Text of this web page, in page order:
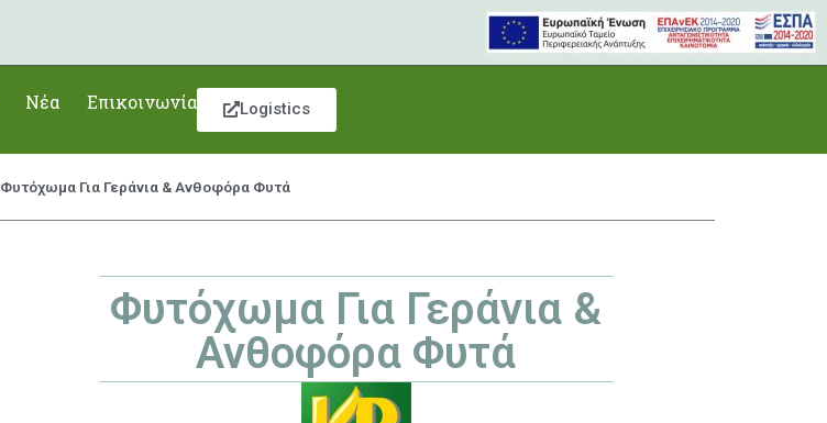
Νέα Επικοινωνία Logistics
Φυτόχωμα Για Γεράνια & Ανθοφόρα Φυτά
Φυτόχωμα Για Γεράνια &
Ανθοφόρα Φυτά